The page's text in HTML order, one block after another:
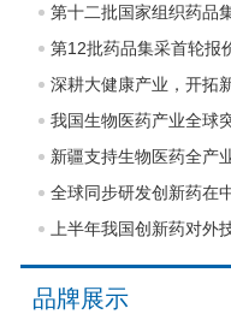
第十二批国家组织药品
第12批药品集采首轮报
深耕大健康产业，开拓
我国生物医药产业全球
新疆支持生物医药全产
全球同步研发创新药在
上半年我国创新药对外
品牌展示